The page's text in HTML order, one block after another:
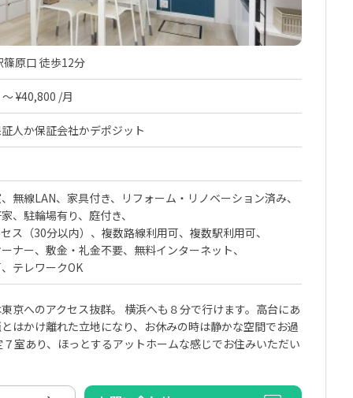
原口 徒歩12分
¥40,800 /月
人か保証会社かデポジット
無線LAN 家具付き
リフォーム・リノベーション済み
駐輪場有り
庭付き
ス（30分以内）
複数路線利用可
複数駅利用可
ナー 敷金・礼金不要
無料インターネット
テレワークOK
京へのアクセス抜群。 横浜へも８分で行けます。高台にあ
はかけ離れた立地になり、お休みの時は静かな空間でお過
室あり、ほっとするアットホームな感じでお住みいただい